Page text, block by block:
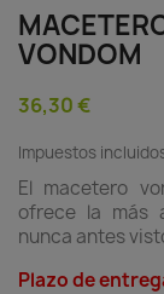
VONDOM
36,30 €
Impuestos
El macetero
ofrece la más
nunca antes
Plazo de